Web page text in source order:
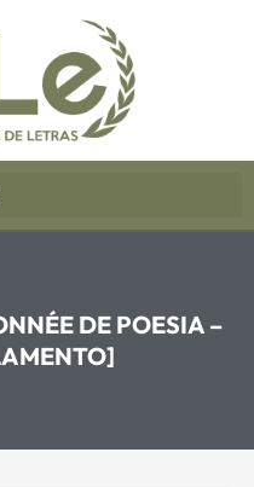
DE POESIA –